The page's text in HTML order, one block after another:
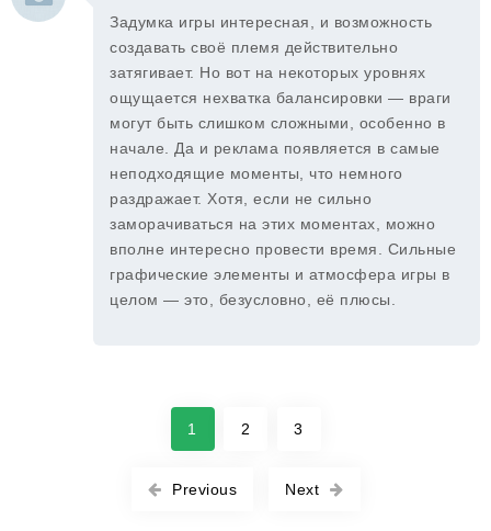
Задумка игры интересная, и возможность
создавать своё племя действительно
затягивает. Но вот на некоторых уровнях
ощущается нехватка балансировки — враги
могут быть слишком сложными, особенно в
начале. Да и реклама появляется в самые
неподходящие моменты, что немного
раздражает. Хотя, если не сильно
заморачиваться на этих моментах, можно
вполне интересно провести время. Сильные
графические элементы и атмосфера игры в
целом — это, безусловно, её плюсы.
Previous
1 2 3
Next